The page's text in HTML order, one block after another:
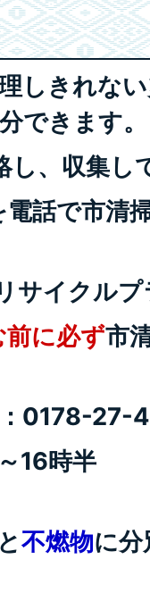
しきれな
できます。
し、収集し
話で市清
サイクル
に必ず市
0178-27-
16時半
と不燃物に